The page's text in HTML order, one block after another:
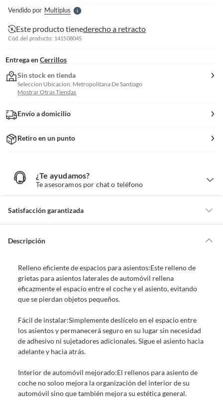
Vendido por MultiplusS
Este producto tienederecho a retracto
Cód. del producto: 141508045
Entrega en Cerrillos
Sin stock en tienda
Seleccion Ubicacion, Metropolitana De Santiago
Mostrar Otras Tiendas
Envío a domicilio
Retiro en un punto
¿Te ayudamos?
Te asesoramos por chat o teléfono
y
Satisfacción garantizada
de la compra.
comprado por internet y que hay ciertas categorías que no tienen este
derecho:
Productos que, por su naturaleza, no puedan ser devueltos,
puedan deteriorarse o caducar con rapidez.
Confeccionados a la medida.
De uso personal.
En sodimac.cl te damos30 días desde que recibes el producto. Debe
estar en perfecto estado, con todas sus etiquetas y sin uso, tal como te lo
Productos digitales que se entregan a través de una descarga
electrónica, por ejemplo, cupones de experiencia o programas
Descripción
Relleno eficiente de espacios para asientos:Este relleno de
grietas para asientos laterales de automóvil rellena
eficazmente el espacio entre el coche y el asiento, evitando
que se pierdan objetos pequeños.
Fácil de instalar:Simplemente deslícelo en el espacio entre
los asientos y permanecerá seguro en su lugar sin necesidad
de adhesivo ni sujetadores adicionales. Sigue el asiento hacia
adelante y hacia atrás.
Interior de automóvil mejorado:El rellenos para asiento de
coche no soloo mejora la organización del interior de su
automóvil sino que también mejora su estética general.